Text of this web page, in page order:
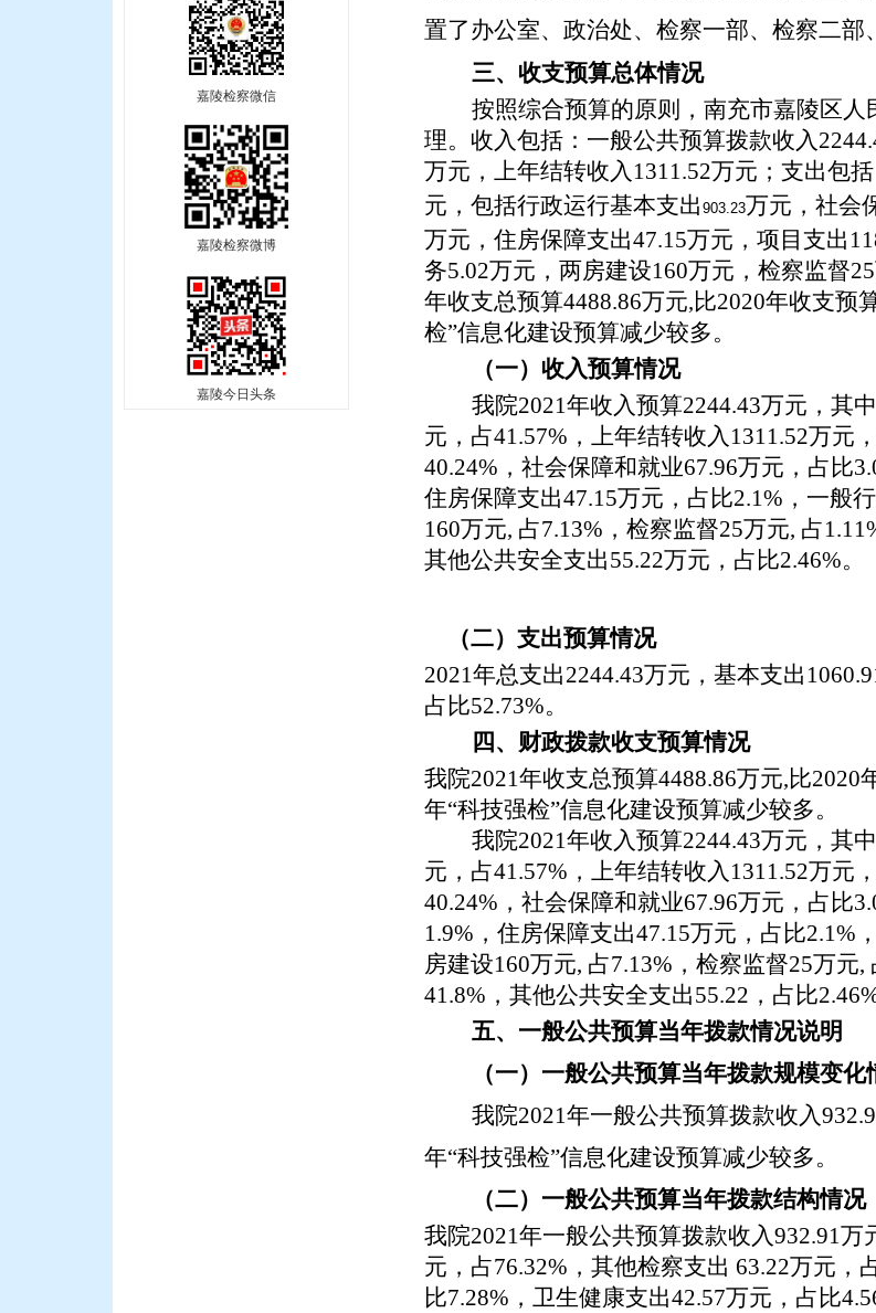
嘉陵检察微信
嘉陵检察微博
嘉陵今日头条
置了办公室、政治处、检察一部、检察二部
三、收支预算总体情况
按照综合预算的原则， 南充市嘉陵区人
理。收入包括：一般公共预算拨款收入
万元，上年结转收入 1311.52万元 ；支出包括
元，包括行政运行基本支出 903.23万元，社会
万元，住房保障支出47.15万元，项目支出
务5.02万元，两房建设160万元，检察监督
年收支总预算4488.86万元,比2020年收支预
检”信息化建设预算减少较多。
（一）收入预算情况
我院2021年收入预算2244.43万元，其中
元， 占41.57% ，上年结转收入 1311.52万元，
40.24%， 社会保障和就业67.96万元，占比
住房保障支出47.15万元， 占比2.1%，一般
160万元, 占7.13% ，检察监督25万元, 占1.11
其他公共安全支出55.22万元，占比2.46%。
（二）支出预算情况
2021年总支出2244.43万元，基本支出
占比52.73%。
四、财政拨款收支预算情况
我院2021年收支总预算4488.86万元,比2020
年“科技强检”信息化建设预算减少较多。
我院2021年收入预算2244.43万元，其中
元， 占41.57% ，上年结转收入 1311.52万元，
40.24%， 社会保障和就业67.96万元，占比
1.9%，住房保障支出47.15万元， 占比2.1%
房建设160万元, 占7.13% ，检察监督25万元,
41.8%，其他公共安全支出55.22，占比2.46%
五、一般公共预算当年拨款情况说明
（一）一般公共预算当年拨款规模变化
我院2021年一般公共预算拨款收入
年“科技强检”信息化建设预算减少较多。
（二）一般公共预算当年拨款结构情况
我院2021年一般公共预算拨款收入932.91万
元， 占76.32%，其他检察支出 63.22万元，
比7.28%，卫生健康支出42.57万元，占比